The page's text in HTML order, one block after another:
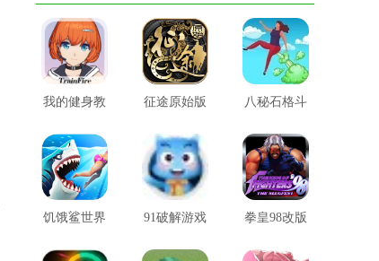
我的健身教
练2
征途原始版 八秘石格斗
饥饿鲨世界
国际服破解
91破解游戏
盒子
拳皇98改版